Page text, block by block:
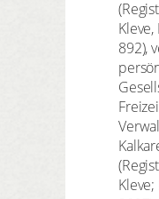
892),